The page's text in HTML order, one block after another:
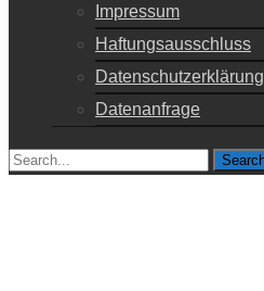
Impressum
Haftungsausschluss
Datenschutzerklärung
Datenanfrage
Search